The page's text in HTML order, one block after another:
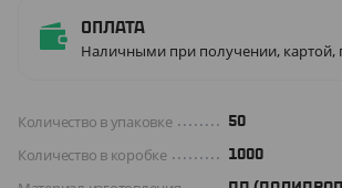
Оплата
Наличными при получении, картой,
Количество в упаковке 50
Количество в коробке 1000